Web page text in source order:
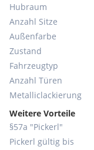
Hubraum
Anzahl Sitze
Außenfarbe
Zustand
Fahrzeugtyp
Anzahl Türen
Metallic­lackierung
Weitere Vorteile
§57a "Pickerl"
Pickerl gültig bis